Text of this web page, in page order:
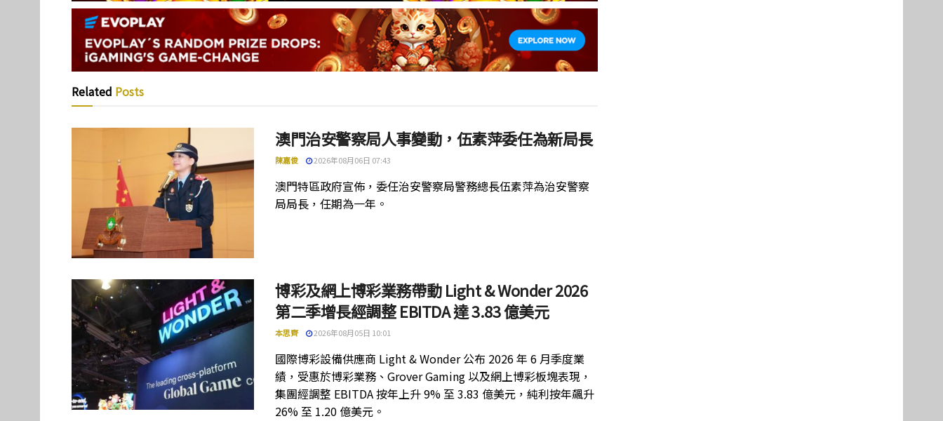
Related Posts
澳門治安警察局人事變動，伍素萍委任為新局長
陳嘉俊 2026年08月06日 07:43
澳門特區政府宣佈，委任治安警察局警務總長伍素萍為治安警察
局局長，任期為一年。
博彩及網上博彩業務帶動 Light & Wonder 2026
第二季增長經調整 EBITDA 達 3.83 億美元
本思齊 2026年08月05日 10:01
國際博彩設備供應商 Light & Wonder 公布 2026 年 6 月季度業
績，受惠於博彩業務、Grover Gaming 以及網上博彩板塊表現，
集團經調整 EBITDA 按年上升 9% 至 3.83 億美元，純利按年飆升
26% 至 1.20 億美元。